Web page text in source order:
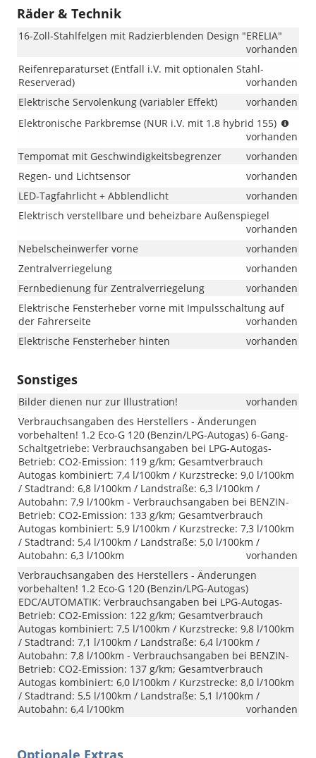
Räder & Technik
16-Zoll-Stahlfelgen mit Radzierblenden Design "ERELIA"
vorhanden
Reifenreparaturset (Entfall i.V. mit optionalen Stahl-
Reserverad)
vorhanden
Elektrische Servolenkung (variabler Effekt)
vorhanden
Elektronische Parkbremse (NUR i.V. mit 1.8 hybrid 155)
i.V.
1.8
vorhanden
Tempomat mit Geschwindigkeitsbegrenzer
vorhanden
Regen- und Lichtsensor
vorhanden
LED-Tagfahrlicht + Abblendlicht
vorhanden
Elektrisch verstellbare und beheizbare Außenspiegel
vorhanden
Nebelscheinwerfer vorne
vorhanden
Zentralverriegelung
vorhanden
Fernbedienung für Zentralverriegelung
vorhanden
Elektrische Fensterheber vorne mit Impulsschaltung auf
der Fahrerseite
vorhanden
Elektrische Fensterheber hinten
vorhanden
Sonstiges
Bilder dienen nur zur Illustration!
vorhanden
Verbrauchsangaben des Herstellers - Änderungen
vorbehalten! 1.2 Eco-G 120 (Benzin/LPG-Autogas) 6-Gang-
Schaltgetriebe: Verbrauchsangaben bei LPG-Autogas-
Betrieb: CO2-Emission: 119 g/km; Gesamtverbrauch
Autogas kombiniert: 7,4 l/100km / Kurzstrecke: 9,0 l/100km
/ Stadtrand: 6,8 l/100km / Landstraße: 6,3 l/100km /
Autobahn: 7,9 l/100km - Verbrauchsangaben bei BENZIN-
Betrieb: CO2-Emission: 133 g/km; Gesamtverbrauch
Autogas kombiniert: 5,9 l/100km / Kurzstrecke: 7,3 l/100km
/ Stadtrand: 5,4 l/100km / Landstraße: 5,0 l/100km /
Autobahn: 6,3 l/100km
vorhanden
Verbrauchsangaben des Herstellers - Änderungen
vorbehalten! 1.2 Eco-G 120 (Benzin/LPG-Autogas)
EDC/AUTOMATIK: Verbrauchsangaben bei LPG-Autogas-
Betrieb: CO2-Emission: 122 g/km; Gesamtverbrauch
Autogas kombiniert: 7,5 l/100km / Kurzstrecke: 9,8 l/100km
/ Stadtrand: 7,1 l/100km / Landstraße: 6,4 l/100km /
Autobahn: 7,8 l/100km - Verbrauchsangaben bei BENZIN-
Betrieb: CO2-Emission: 137 g/km; Gesamtverbrauch
Autogas kombiniert: 6,0 l/100km / Kurzstrecke: 8,0 l/100km
/ Stadtrand: 5,5 l/100km / Landstraße: 5,1 l/100km /
Autobahn: 6,4 l/100km
vorhanden